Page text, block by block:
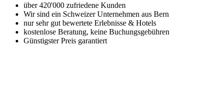
über 420'000 zufriedene Kunden
Wir sind ein Schweizer Unternehmen aus Bern
nur sehr gut bewertete Erlebnisse & Hotels
kostenlose Beratung, keine Buchungsgebühren
Günstigster Preis garantiert